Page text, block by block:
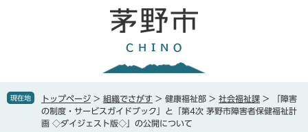
で
ば現在地 トップページ > 組織でさがす > 健康福祉部 > 社会福祉課 >
「障害
の制度・サービスガイドブック」と「第4次 茅野市障害者保健福祉計
画 ◇ダイジェスト版◇」の公開について